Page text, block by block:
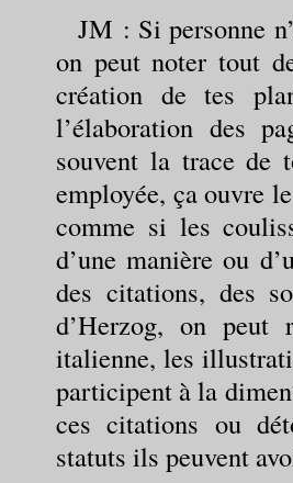
JM : Si personne
on peut noter tout
création de tes
l’élaboration des
souvent la trace de
employée, ça ouvre
comme si les
d’une manière ou
des citations, des
d’Herzog, on peut
italienne, les
participent à la
ces citations ou
statuts ils peuvent